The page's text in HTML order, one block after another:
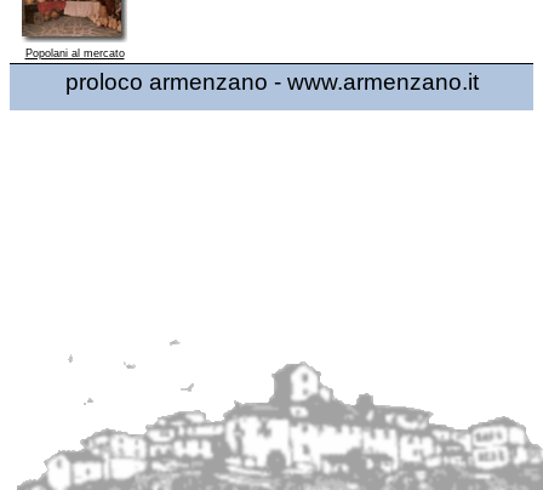
Popolani al mercato
proloco armenzano - www.armenzano.it